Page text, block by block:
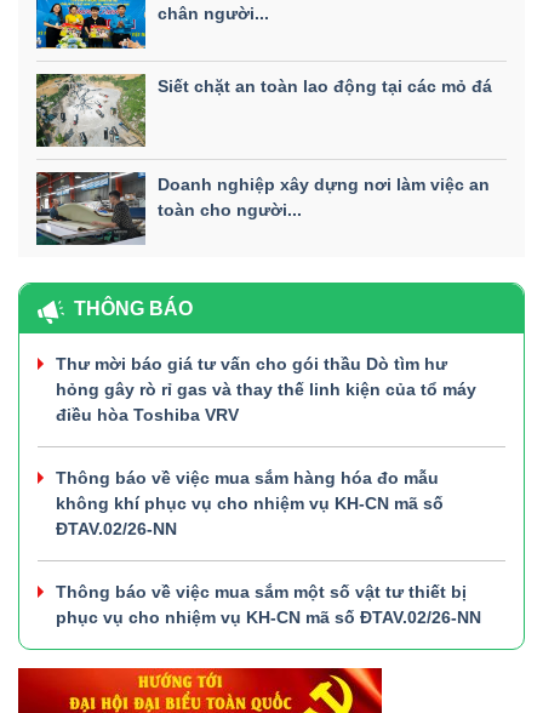
chân người...
Siết chặt an toàn lao động tại các mỏ đá
Doanh nghiệp xây dựng nơi làm việc an
toàn cho người...
THÔNG BÁO
Thư mời báo giá tư vấn cho gói thầu Dò tìm hư
hỏng gây rò rỉ gas và thay thế linh kiện của tổ máy
điều hòa Toshiba VRV
Thông báo về việc mua sắm hàng hóa đo mẫu
không khí phục vụ cho nhiệm vụ KH-CN mã số
ĐTAV.02/26-NN
Thông báo về việc mua sắm một số vật tư thiết bị
phục vụ cho nhiệm vụ KH-CN mã số ĐTAV.02/26-NN